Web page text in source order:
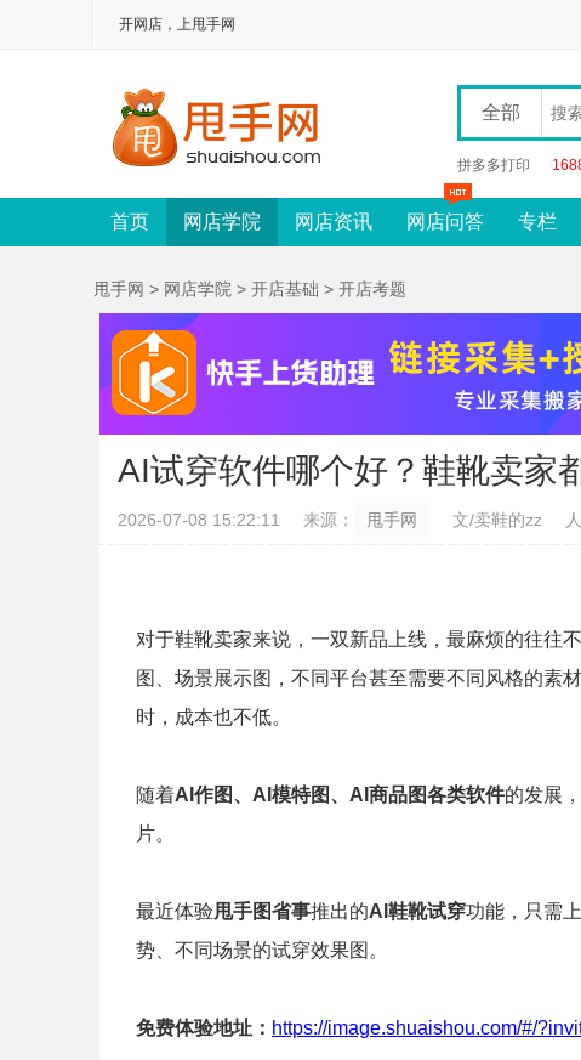
开网店，上甩手网
全部
拼多多打印
首页 网店学院 网店资讯 网店问答 专栏
甩手网 > 网店学院 > 开店基础 > 开店考题
AI试穿软件哪个好？鞋靴卖家
2026-07-08 15:22:11 来源： 甩手网 文/卖鞋的zz
对于鞋靴卖家来说，一双新品上线，最麻烦的往往
图、场景展示图，不同平台甚至需要不同风格的素
时，成本也不低。
随着AI作图、AI模特图、AI商品图各类软件的发展
片。
最近体验甩手图省事推出的AI鞋靴试穿功能，只需
势、不同场景的试穿效果图。
免费体验地址： https://image.shuaishou.com/#/